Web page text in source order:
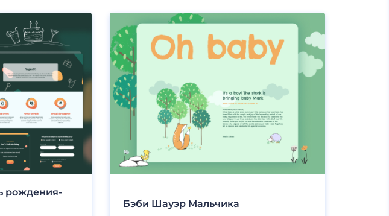
рождения-
Бэби Шауэр Мальчика